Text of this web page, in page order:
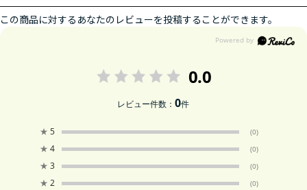
この商品に対するあなたのレビューを投稿することができます。
0.0
レビュー件数：0件
★ 5 (0)
★ 4 (0)
★ 3 (0)
★ 2 (0)